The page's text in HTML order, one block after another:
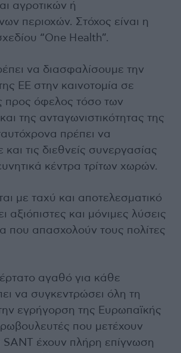
αγροτικών ή
περιοχών. Στόχος είναι η
“One Health”.
να διασφαλίσουμε την
ΕΕ στην καινοτομία σε
προς όφελος τόσο των
της ανταγωνιστικότητας της
πρέπει να
τις διεθνείς συνεργασίας
κέντρα τρίτων χωρών.
με ταχύ και αποτελεσματικό
αξιόπιστες και μόνιμες λύσεις
που απασχολούν τους πολίτες
αγαθό για κάθε
να συγκεντρώσει όλη τη
εγρήγορση της Ευρωπαϊκής
που μετέχουν
SANT έχουν πλήρη επίγνωση